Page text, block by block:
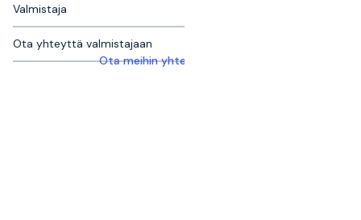
Valmistaja
Ota yhteyttä valmistajaan
Ota meihin yhteyttä saadaksesi lisätietoja